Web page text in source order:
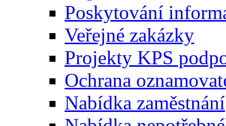
Poskytování
Veřejné zakázky
Projekty KPS
Ochrana
Nabídka zaměstnání